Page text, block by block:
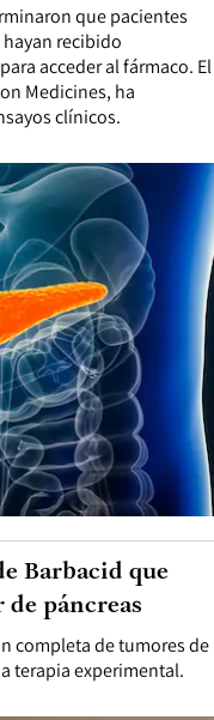
que pacientes
recibido
acceder al fármaco. El
Medicines, ha
clínicos.
completa de tumores de
terapia experimental.
Barbacid que
páncreas